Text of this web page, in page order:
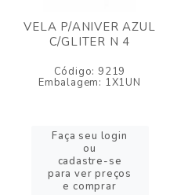
VELA P/ANIVER AZUL
C/GLITER N 4
Código: 9219
Embalagem: 1X1UN
Faça seu login
ou
cadastre-se
para ver preços
e comprar